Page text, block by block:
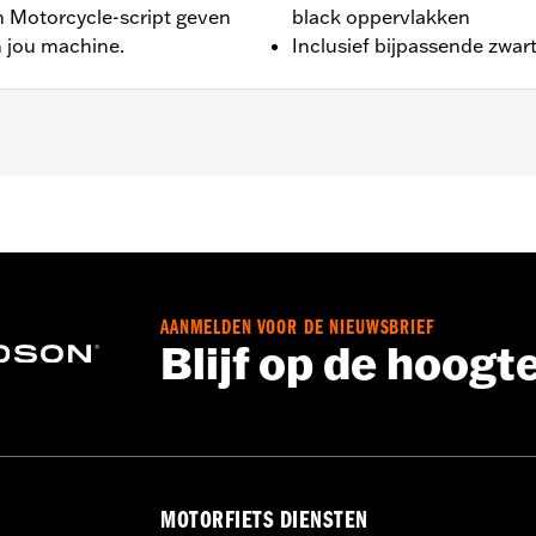
Motorcycle-script geven
jou machine.
black oppervlakken
Inclusief bijpassende
van kleppendeksels moeten misschien nieuwe
AANMELDEN VOOR DE NIEUWSBRIEF
Blijf op de
MOTORFIETS DIENSTEN